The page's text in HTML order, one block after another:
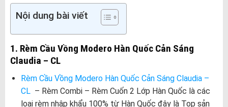
Nội dung bài viết
1. Rèm Cầu Vồng Modero Hàn Quốc Cản Sáng
Claudia – CL
Rèm Cầu Vồng Modero Hàn Quốc Cản Sáng Claudia –
CL – Rèm Combi – Rèm Cuốn 2 Lớp Hàn Quốc là các
loại rèm nhập khẩu 100% từ Hàn Quốc đây là Top sản